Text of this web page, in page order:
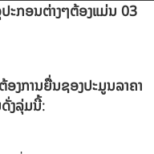
ະກອນຕ່າງໆຕ້ອງແມ່ນ 03
ງການຍື່ນຊອງປະມູນລາຄາ
ງລຸ່ມນີ້: